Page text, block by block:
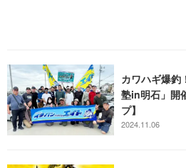
カワハギ爆釣
塾in明石」開
プ】
2024.11.06